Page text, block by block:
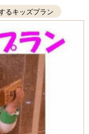
るキッズプラン